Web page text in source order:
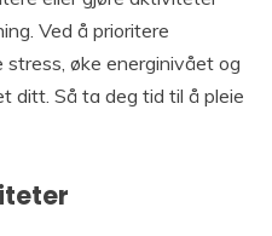
Ved å prioritere
stress, øke energinivået og
ditt. Så ta deg tid til å pleie